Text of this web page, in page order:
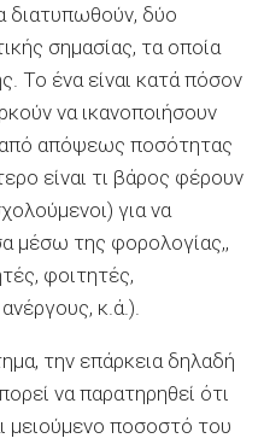
διατυπωθούν, δύο
σημασίας, τα οποία
Το ένα είναι κατά πόσον
να ικανοποιήσουν
από απόψεως ποσότητας
είναι τι βάρος φέρουν
για να
μέσω της φορολογίας,,
φοιτητές,
κ.ά.).
την επάρκεια δηλαδή
να παρατηρηθεί ότι
μειούμενο ποσοστό του